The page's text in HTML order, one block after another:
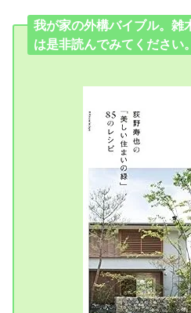
我が家の外構バイブル。雑
は是非読んでみてください。